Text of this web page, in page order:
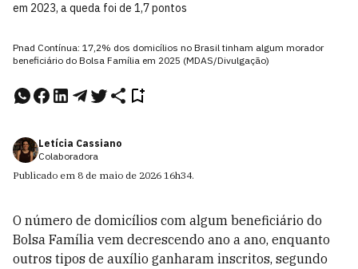
em 2023, a queda foi de 1,7 pontos
Pnad Contínua: 17,2% dos domicílios no Brasil tinham algum morador
beneficiário do Bolsa Família em 2025 (MDAS/Divulgação)
Letícia Cassiano
Colaboradora
Publicado em 8 de maio de 2026 16h34.
O número de domicílios com algum beneficiário do
Bolsa Família vem decrescendo ano a ano, enquanto
outros tipos de auxílio ganharam inscritos, segundo